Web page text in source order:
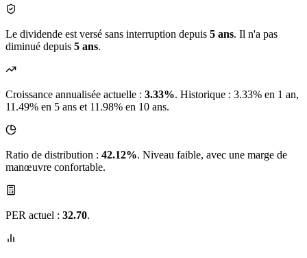
Le dividende est versé sans interruption depuis 5 ans. Il n'a pas
diminué depuis 5 ans.
Croissance annualisée actuelle : 3.33%. Historique : 3.33% en 1 an,
11.49% en 5 ans et 11.98% en 10 ans.
Ratio de distribution : 42.12%. Niveau faible, avec une marge de
manœuvre confortable.
PER actuel : 32.70.